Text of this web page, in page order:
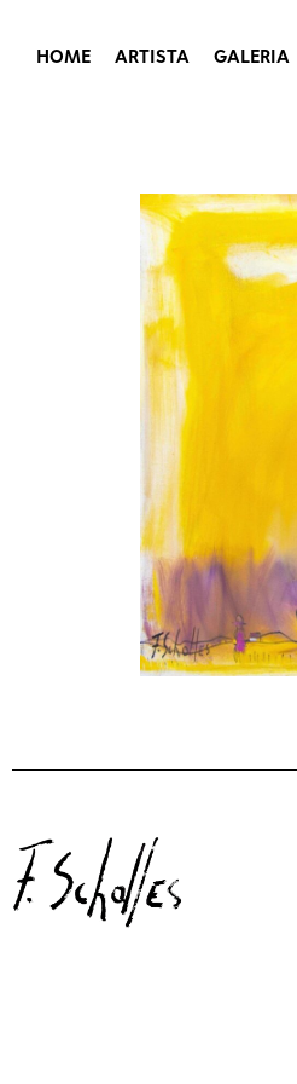
HOME ARTISTA GALERIA